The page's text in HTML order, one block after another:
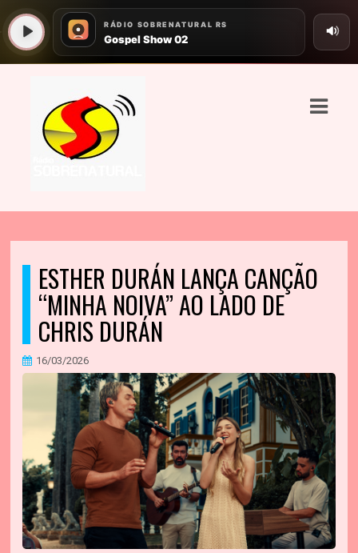
ESTHER DURÁN LANÇA CANÇÃO
“MINHA NOIVA” AO LADO DE
CHRIS DURÁN
16/03/2026